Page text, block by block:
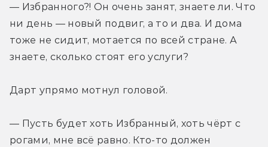
— Избранного?! Он очень занят, знаете ли. Что
ни день — новый подвиг, а то и два. И дома
тоже не сидит, мотается по всей стране. А
знаете, сколько стоят его услуги?
Дарт упрямо мотнул головой.
— Пусть будет хоть Избранный, хоть чёрт с
рогами, мне всё равно. Кто-то должен